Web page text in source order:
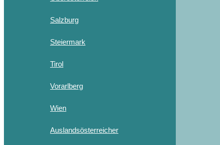
Salzburg
Steiermark
Tirol
Vorarlberg
Wien
Auslandsösterreicher